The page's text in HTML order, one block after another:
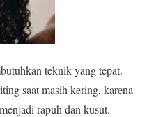
teknik yang tepat.
saat masih kering, karena
rapuh dan kusut.